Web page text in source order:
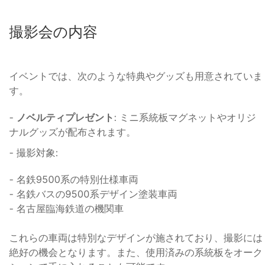
撮影会の内容
イベントでは、次のような特典やグッズも用意されていま
す。
- ノベルティプレゼント : ミニ系統板マグネットやオリジ
ナルグッズが配布されます。
- 撮影対象:
- 名鉄9500系の特別仕様車両
- 名鉄バスの9500系デザイン塗装車両
- 名古屋臨海鉄道の機関車
これらの車両は特別なデザインが施されており、撮影には
絶好の機会となります。また、使用済みの系統板をオーク